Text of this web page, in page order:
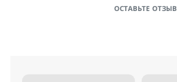
ОСТАВЬТЕ ОТЗЫВ